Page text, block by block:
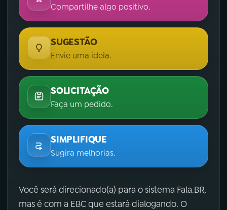
Compartilhe algo positivo.
SUGESTÃO
Envie uma ideia.
SOLICITAÇÃO
Faça um pedido.
SIMPLIFIQUE
Sugira melhorias.
Você será direcionado(a) para o sistema Fala.BR,
mas é com a EBC que estará dialogando. O